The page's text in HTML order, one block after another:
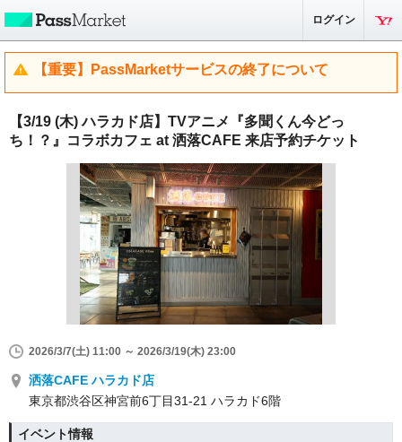
ログイン
【重要】PassMarketサービスの終了について
【3/19 (木) ハラカド店】TVアニメ『多聞くん今どっ
ち！？』コラボカフェ at 洒落CAFE 来店予約チケット
2026/3/7(土) 11:00 ～ 2026/3/19(木) 23:00
洒落CAFE ハラカド店
東京都渋谷区神宮前6丁目31-21 ハラカド6階
イベント情報